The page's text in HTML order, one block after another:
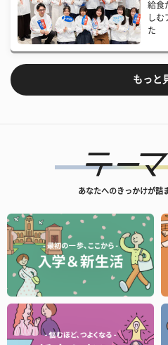
給食
しむ
た
もっと
あなたへのきっかけが詰